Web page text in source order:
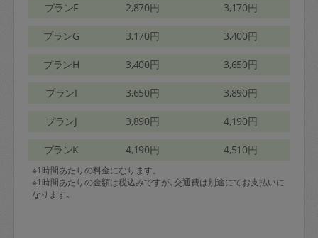
プランF 2,870円 3,170円
プランG 3,170円 3,400円
プランH 3,400円 3,650円
プランI 3,650円 3,890円
プランJ 3,890円 4,190円
プランK 4,190円 4,510円
※1時間あたりの料金になります。
※1時間あたりの金額は税込みですが､交通費は別途にてお支払いに
なります｡